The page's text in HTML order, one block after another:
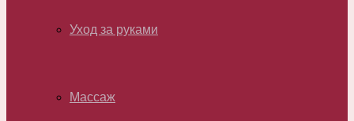
Уход за руками
Массаж